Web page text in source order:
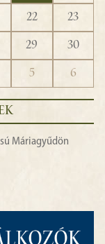
22
23
29
30
5 6
Máriagyűdön